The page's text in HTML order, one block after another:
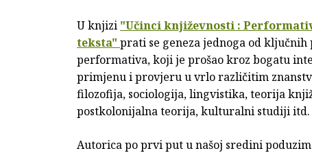
U knjizi "Učinci književnosti :
teksta" prati se geneza jednoga od
performativa, koji je prošao kroz bogatu
primjenu i provjeru u vrlo različitim
filozofija, sociologija, lingvistika, teorija
postkolonijalna teorija, kulturalni studiji itd.
Autorica po prvi put u našoj sredini